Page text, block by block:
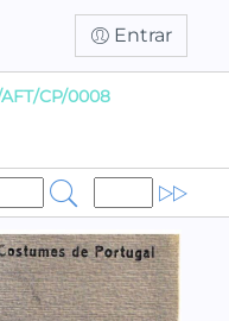
Entrar
CP/0008